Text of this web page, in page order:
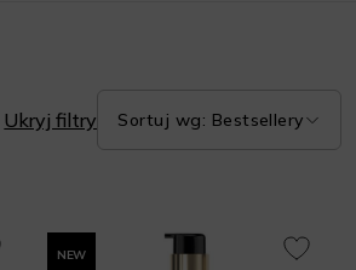
Ukryj filtry Sortuj wg: Bestsellery
NEW